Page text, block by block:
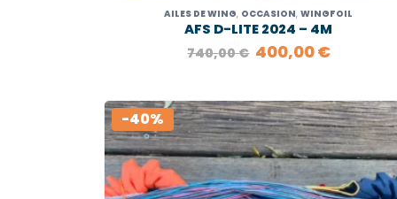
AILES DE WING, OCCASION,WINGFOIL
AFS D-LITE 2024 – 4M
740,00€ LE
PRIX
ÉTAIT :
740,00 €.
400,00€LE
EST :
400,00
-40%